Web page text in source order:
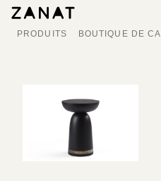
PRODUITS BOUTIQUE DE